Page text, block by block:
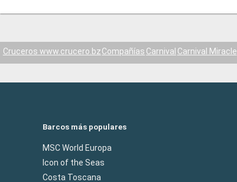
Cruceros www.crucero.bzCompañías Carnival Carnival Miracle
Barcos más populares
MSC World Europa
Icon of the Seas
Costa Toscana